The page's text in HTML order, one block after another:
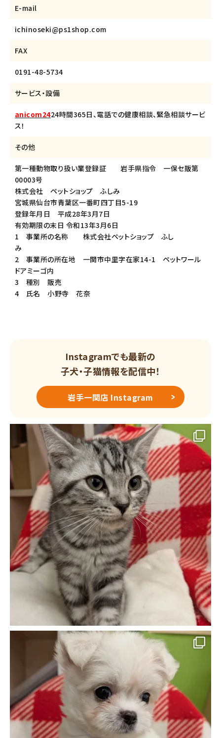
E-mail
ichinoseki@ps1shop.com
FAX
0191-48-5734
サービス・設備
anicom2424時間365日、電話での健康相談、緊急相談サービ
ス！
その他
第一種動物取り扱い業登録証 岩手県指令 一保セ販第
00003号
株式会社 ペットショップ ふしみ
宮城県仙台市青葉区一番町四丁目5-19
登録年月日 平成28年3月7日
有効期限の末日 令和13年3月6日
1 事業所の名称 株式会社ペットショップ ふし
み
2 事業所の所在地 一関市中里字在家14-1 ペットワール
ドアミーゴ内
3 種別 販売
4 氏名 小野寺 花奈
Instagramでも最新の
子犬・子猫情報を配信中！
岩手一関店 Instagram